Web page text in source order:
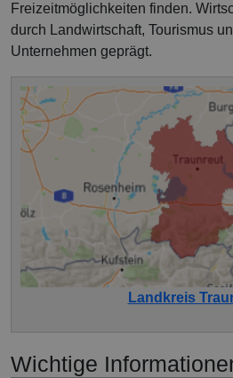
Freizeitmöglichkeiten finden.
durch Landwirtschaft, Tourismus
Unternehmen geprägt.
Landkreis
Wichtige